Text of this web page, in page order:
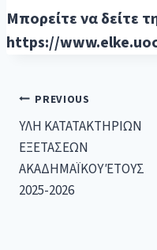
Μπορείτε να δείτε
https://
PREVIOUS
ΥΛΗ ΚΑΤΑΤΑΚΤΗΡΙΩΝ
ΕΞΕΤΑΣΕΩΝ
ΑΚΑΔΗΜΑΪΚΟΥ ΈΤΟΥΣ
2025-2026